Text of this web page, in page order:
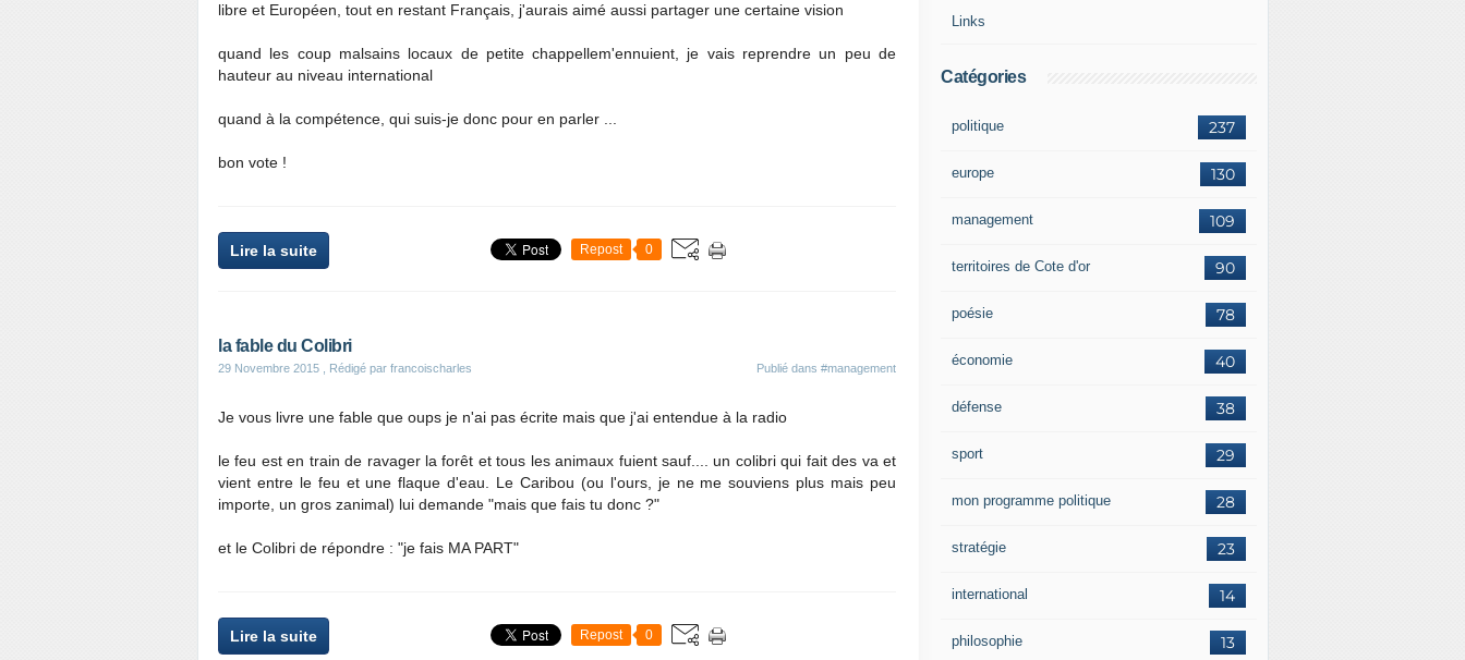
libre et Européen, tout en restant Français, j'aurais aimé aussi partager une certaine vision
quand les coup malsains locaux de petite chappellem'ennuient, je vais reprendre un peu de
hauteur au niveau international
quand à la compétence, qui suis-je donc pour en parler ...
bon vote !
Lire la suite Repost 0
la fable du Colibri
29 Novembre 2015 , Rédigé par francoischarles Publié dans #management
Je vous livre une fable que oups je n'ai pas écrite mais que j'ai entendue à la radio
le feu est en train de ravager la forêt et tous les animaux fuient sauf.... un colibri qui fait des va et
vient entre le feu et une flaque d'eau. Le Caribou (ou l'ours, je ne me souviens plus mais peu
importe, un gros zanimal) lui demande "mais que fais tu donc ?"
et le Colibri de répondre : "je fais MA PART"
Lire la suite Repost 0
Links
Catégories
237
politique
130
europe
109
management
90
territoires de Cote d'or
78
poésie
40
économie
38
défense
29
sport
28
mon programme politique
23
stratégie
14
international
13
philosophie